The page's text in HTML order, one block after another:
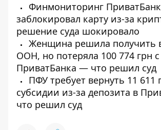
Финмониторинг
заблокировал карту из-за
решение суда шокировало
Женщина решила получить
ООН, но потеряла 100 774 грн
ПриватБанка — что решил суд
ПФУ требует вернуть 11 611
субсидии из-за депозита в
что решил суд